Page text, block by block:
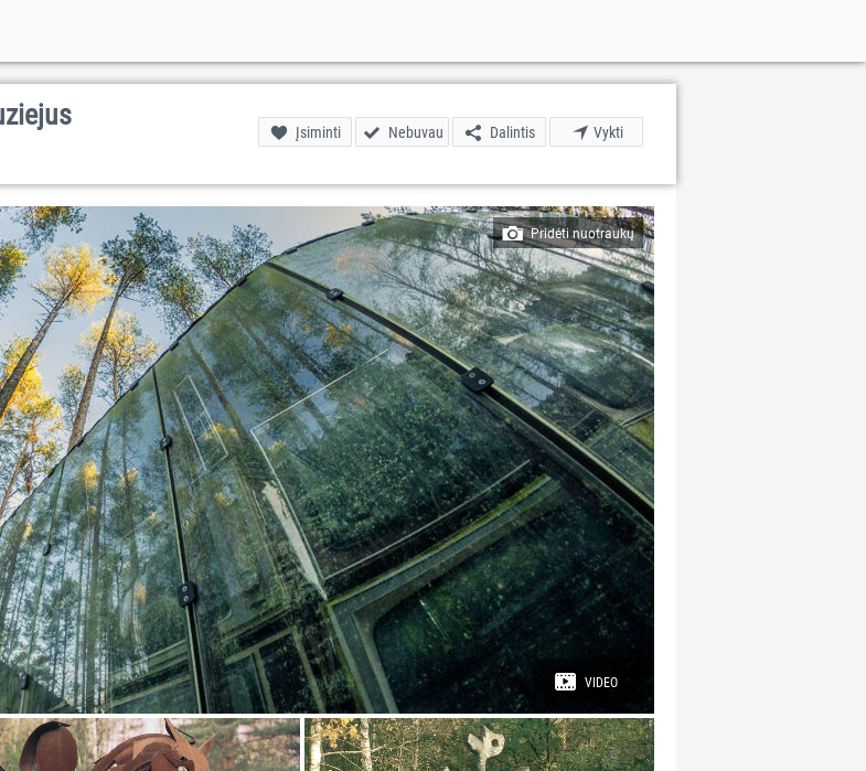
Įsiminti Nebuvau Dalintis Vykti
VIDEO
Pridėti nuotraukų